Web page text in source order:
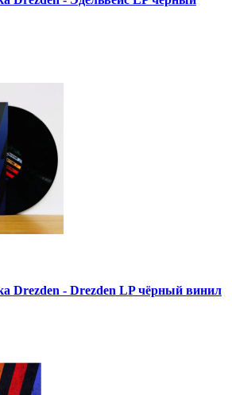
Drezden - Drezden LP чёрный винил